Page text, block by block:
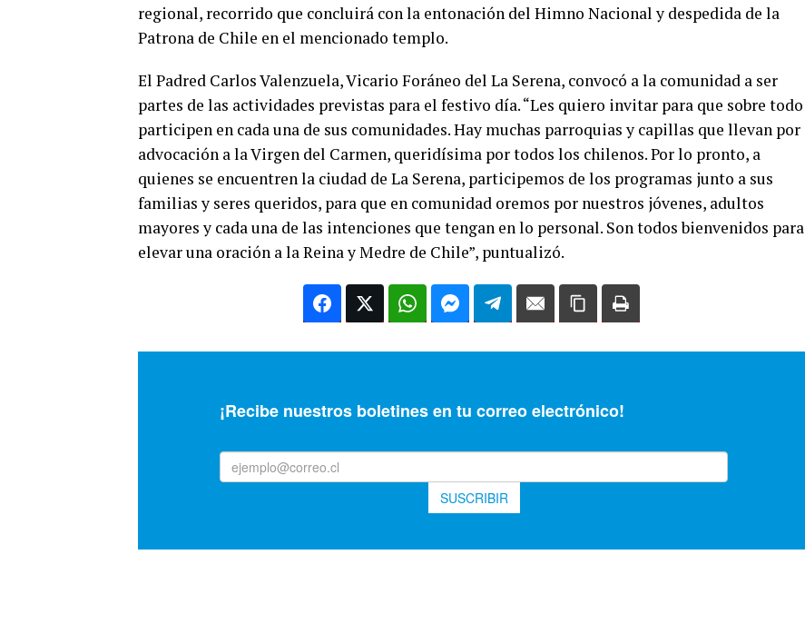
regional, recorrido que concluirá con la entonación del Himno Nacional y despedida de la
Patrona de Chile en el mencionado templo.
El Padred Carlos Valenzuela, Vicario Foráneo del La Serena, convocó a la comunidad a ser
partes de las actividades previstas para el festivo día. “Les quiero invitar para que sobre todo
participen en cada una de sus comunidades. Hay muchas parroquias y capillas que llevan por
advocación a la Virgen del Carmen, queridísima por todos los chilenos. Por lo pronto, a
quienes se encuentren la ciudad de La Serena, participemos de los programas junto a sus
familias y seres queridos, para que en comunidad oremos por nuestros jóvenes, adultos
mayores y cada una de las intenciones que tengan en lo personal. Son todos bienvenidos para
elevar una oración a la Reina y Medre de Chile”, puntualizó.